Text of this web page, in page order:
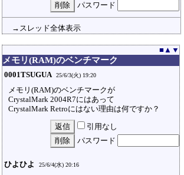
パスワード
→スレッド全体表示
■ ▲ ▼
メモリ(RAM)のベンチマーク
0001TSUGUA 25/6/3(火) 19:20
メモリ(RAM)のベンチマークが
CrystalMark 2004R7にはあって
CrystalMark Retroにはない理由は何ですか？
引用なし
パスワード
ひよひよ 25/6/4(水) 20:16